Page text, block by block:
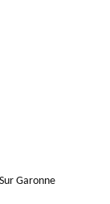
Garonne